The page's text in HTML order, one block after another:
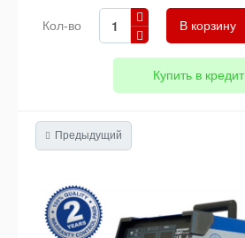
Кол-во
Купить в кредит
Предыдущий